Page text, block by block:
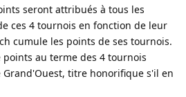
seront attribués à tous les
ces 4 tournois en fonction de leur
cumule les points de ses tournois.
au terme des 4 tournois
titre honorifique s'il en